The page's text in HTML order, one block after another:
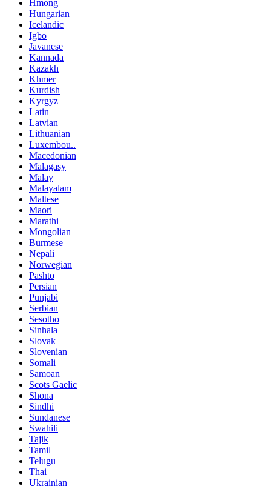
Hmong
Hungarian
Icelandic
Igbo
Javanese
Kannada
Kazakh
Khmer
Kurdish
Kyrgyz
Latin
Latvian
Lithuanian
Luxembou..
Macedonian
Malagasy
Malay
Malayalam
Maltese
Maori
Marathi
Mongolian
Burmese
Nepali
Norwegian
Pashto
Persian
Punjabi
Serbian
Sesotho
Sinhala
Slovak
Slovenian
Somali
Samoan
Scots Gaelic
Shona
Sindhi
Sundanese
Swahili
Tajik
Tamil
Telugu
Thai
Ukrainian